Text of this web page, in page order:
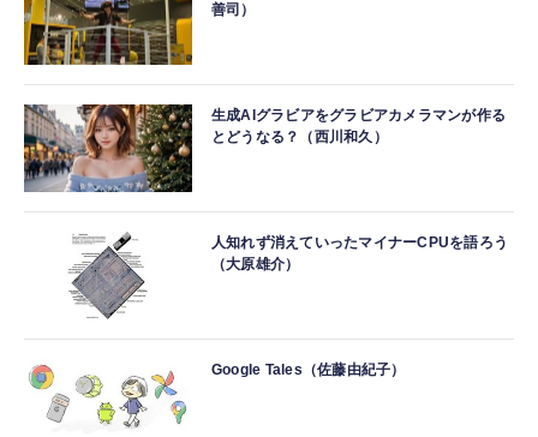
善司）
生成AIグラビアをグラビアカメラマンが作る
とどうなる？（西川和久）
人知れず消えていったマイナーCPUを語ろう
（大原雄介）
Google Tales（佐藤由紀子）